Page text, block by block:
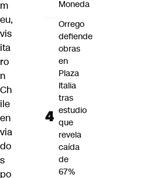
m
eu,
vis
ita
ro
n
Ch
ile
en
via
do
s
po
Moneda
Orrego
defiende
obras
en
Plaza
Italia
tras
estudio
que
revela
caída
de
67%